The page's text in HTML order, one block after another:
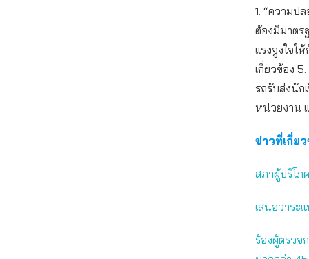
1. “ความป
ต้องมีมาตร
แรงจูงใจใ
เกี่ยวข้อง
รถรับส่งนัก
หน่วยงาน แ
ข่าวที่เกี่ย
สภาผู้บริโภ
เสนอวาระ
ร้องผู้ตรวจ